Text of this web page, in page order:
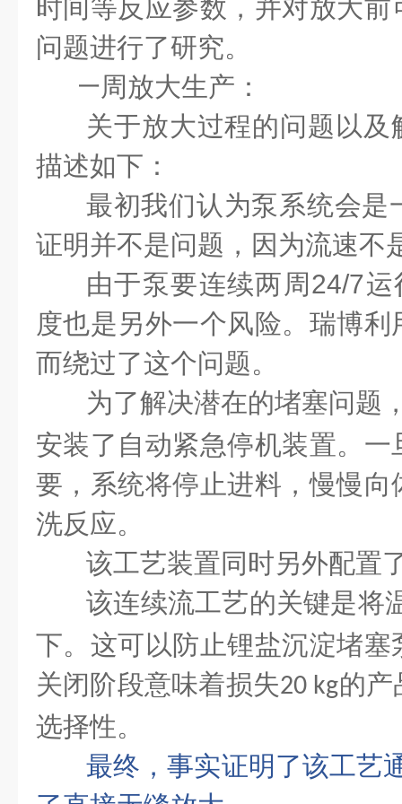
时间等反应参数，并对放大
问题进行了研究。
一周放大生产：
关于放大过程的问题以及
描述如下：
最初我们认为泵系统会是
证明并不是问题，因为流速不
由于泵要连续两周 24/7运
度也是另外一个风险。瑞博
而绕过了这个问题。
为了解决潜在的堵塞问题
安装了自动紧急停机装置。
要，系统将停止进料，慢慢
洗反应。
该工艺装置同时另外配置
该连续流工艺的关键是将
下。这可以防止锂盐沉淀堵
关闭阶段意味着损失20 kg的产
选择性。
最终，事实证明了该工艺